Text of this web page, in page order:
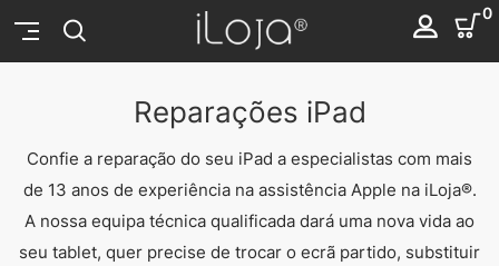
0
Reparações iPad
Confie a reparação do seu iPad a especialistas com mais
de 13 anos de experiência na assistência Apple na iLoja®.
A nossa equipa técnica qualificada dará uma nova vida ao
seu tablet, quer precise de trocar o ecrã partido, substituir